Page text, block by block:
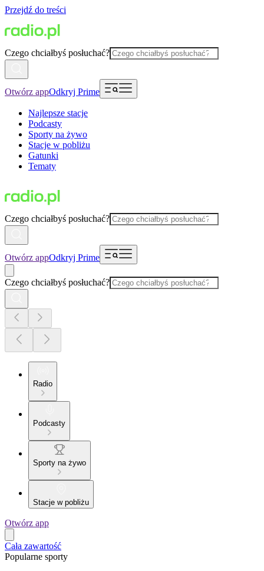
Przejdź do treści
Czego chciałbyś posłuchać?
Otwórz appOdkryj Prime
Najlepsze stacje
Podcasty
Sporty na żywo
Stacje w pobliżu
Gatunki
Tematy
Czego chciałbyś posłuchać?
Otwórz appOdkryj Prime
Czego chciałbyś posłuchać?
Radio
Podcasty
Sporty na żywo
Stacje w pobliżu
Otwórz app
Cała zawartość
Popularne sporty